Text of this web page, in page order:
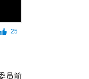
25
员前